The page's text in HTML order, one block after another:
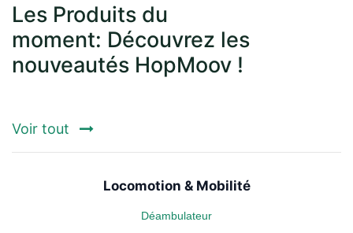
Les Produits du
moment: Découvrez les
nouveautés HopMoov !
Voir tout
Locomotion & Mobilité
Déambulateur